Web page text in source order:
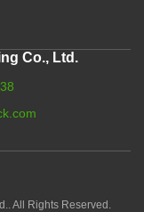
Co., Ltd.
All Rights Reserved.